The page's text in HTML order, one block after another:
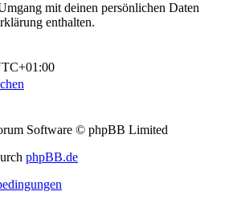
mit deinen persönlichen Daten
enthalten.
Software © phpBB Limited
phpBB.de